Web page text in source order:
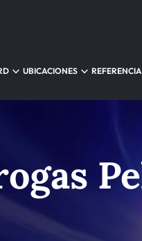
UBICACIONES